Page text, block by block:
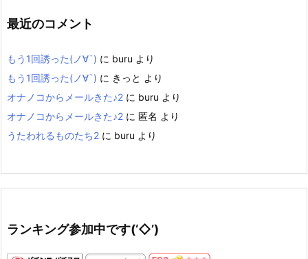
最近のコメント
もう1回誘った(ノ∀`) に buru より
もう1回誘った(ノ∀`) に きっと より
オナノコからメールきた♪2 に buru より
オナノコからメールきた♪2 に 匿名 より
うたわれるものたち2 に buru より
ランキング参加中です(‘◇’)ゞ